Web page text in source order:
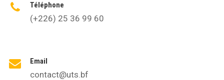
Téléphone
(+226) 25 36 99 60
Email
contact@uts.bf